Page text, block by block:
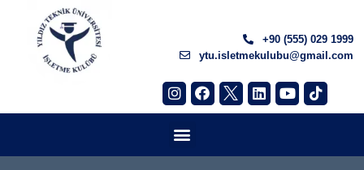
+90 (555) 029 1999
ytu.isletmekulubu@gmail.com